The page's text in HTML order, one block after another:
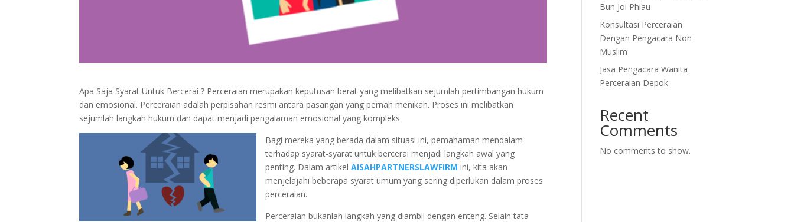
Apa Saja Syarat Untuk Bercerai ? Perceraian merupakan keputusan berat yang melibatkan sejumlah pertimbangan hukum
dan emosional. Perceraian adalah perpisahan resmi antara pasangan yang pernah menikah. Proses ini melibatkan
sejumlah langkah hukum dan dapat menjadi pengalaman emosional yang kompleks
Bagi mereka yang berada dalam situasi ini, pemahaman mendalam
terhadap syarat-syarat untuk bercerai menjadi langkah awal yang
penting. Dalam artikelAISAHPARTNERSLAWFIRM ini, kita akan
menjelajahi beberapa syarat umum yang sering diperlukan dalam proses
perceraian.
Perceraian bukanlah langkah yang diambil dengan enteng. Selain tata
Bun Joi Phiau
Konsultasi Perceraian
Dengan Pengacara Non
Muslim
Jasa Pengacara Wanita
Perceraian Depok
Recent
Comments
No comments to show.